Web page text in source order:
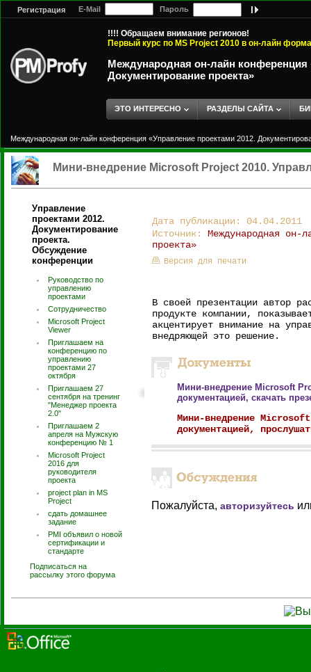
Регистрация E-Mail Пароль
!!!! Обращаем внимание регионов!
Первый курс по MS Project 2010 в он-лайн
Международная он-лайн конференция
Документирование проекта»
ЭТО ИНТЕРЕСНО РАЗДЕЛЫ САЙТА
Международная он-лайн конференция «Управление проектами 2012.
Мини-внедрение Microsoft Project 2010.
Управление
проектами 2012.
Документирование
проекта.
Обсуждение
конференции
Руководство по
управлению
проектами
Сотрудничество
Microsoft Project
Viewer
Приглашаем на
конференцию по
управлению
проектами 27
октября
Приглашаем 27
сентября на тренинг
"Менеджер проекта
2.0"
Приглашаем 2
апреля на Мужскую
конференцию № 1
Microsoft Project
2016 для
руководителя
проекта
project plan in MS
Project
сдать домашнее
задание
PMI объявил о новой
сертификации и
стандарте
Подписаться на
рассылку этого форума
Дата публикации: 04.04.2011
Источник: Международная он-
проекта»
Версия для печати
В своей презентации автор
продукте компании,
акцентирует внимание на
внедряющей это решение.
Мини-внедрение Microsoft
документацией, скачать
Мини-внедрение
документацией,
Пожалуйста, авторизуйтесь